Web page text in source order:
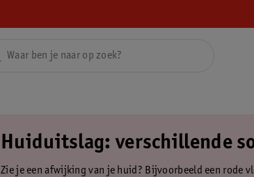
Huiduitslag: verschillende
Zie je een afwijking van je huid? Bijvoorbeeld een rode